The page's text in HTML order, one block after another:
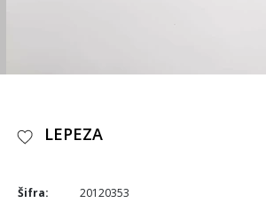
LEPEZA
Šifra:
20120353